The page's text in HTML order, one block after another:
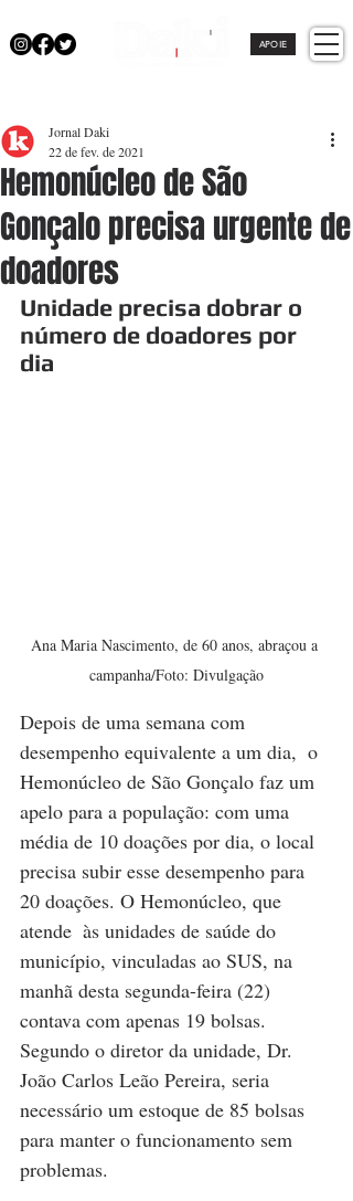
APOIE
Hemonúcleo de São
Gonçalo precisa urgente de
doadores
Jornal Daki
22 de fev. de 2021
Unidade precisa dobrar o
número de doadores por
dia
Ana Maria Nascimento, de 60 anos, abraçou a
campanha/Foto: Divulgação
Depois de uma semana com
desempenho equivalente a um dia,  o
Hemonúcleo de São Gonçalo faz um
apelo para a população: com uma
média de 10 doações por dia, o local
precisa subir esse desempenho para
20 doações. O Hemonúcleo, que
atende  às unidades de saúde do
município, vinculadas ao SUS, na
manhã desta segunda-feira (22)
contava com apenas 19 bolsas.
Segundo o diretor da unidade, Dr.
João Carlos Leão Pereira, seria
necessário um estoque de 85 bolsas
para manter o funcionamento sem
problemas.